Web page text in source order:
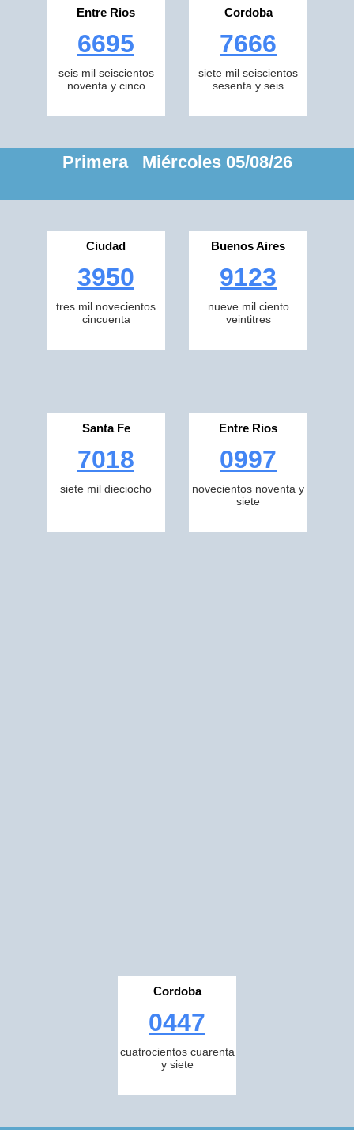
Entre Rios
6695
seis mil seiscientos
noventa y cinco
Cordoba
7666
siete mil seiscientos
sesenta y seis
Primera Miércoles 05/08/26
Ciudad
3950
tres mil novecientos
cincuenta
Buenos Aires
9123
nueve mil ciento
veintitres
Santa Fe
7018
siete mil dieciocho
Entre Rios
0997
novecientos noventa y
siete
Cordoba
0447
cuatrocientos cuarenta
y siete